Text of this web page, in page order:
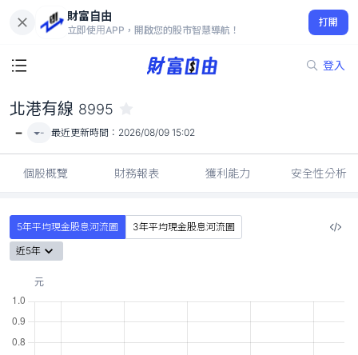
財富自由
立即使用APP，開啟您的股市智慧導航！
打開
登入
-
北港有線 8995
- - 最近更新時間： 2026/08/09 15:02
個股概覽 財務報表 獲利能力 安全性分析
5年平均現金股息河流圖
3年平均現金股息河流圖
近5年